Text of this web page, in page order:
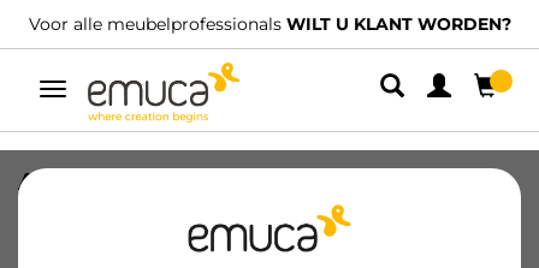
Voor alle meubelprofessionals WILT U KLANT WORDEN?
Umschaltbare
Navigation
Alumount ladeindeling 450x500,
Aluminium, Antracietgrijs